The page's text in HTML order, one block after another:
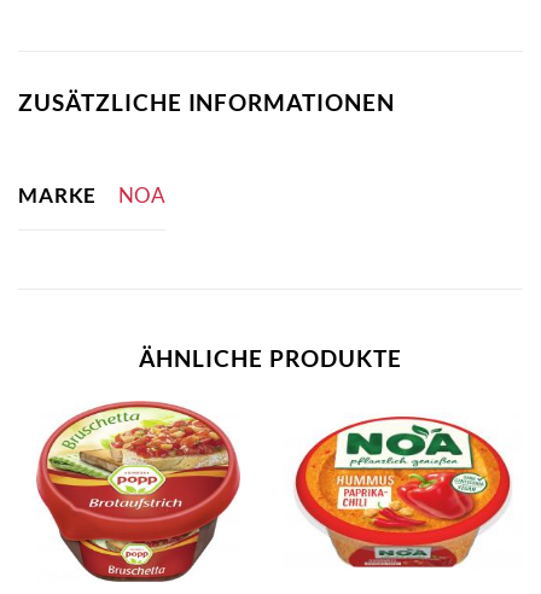
ZUSÄTZLICHE INFORMATIONEN
MARKE NOA
ÄHNLICHE PRODUKTE